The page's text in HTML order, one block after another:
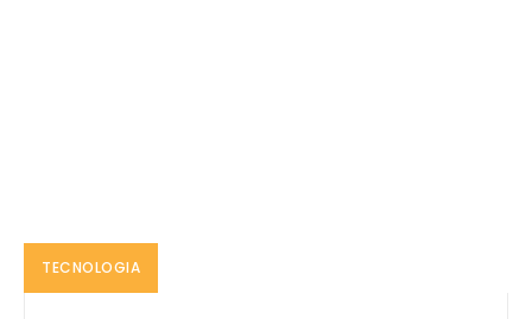
TECNOLOGIA